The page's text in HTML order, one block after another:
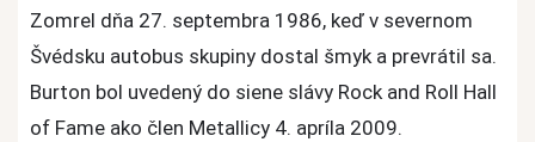
Zomrel dňa 27. septembra 1986, keď v severnom
Švédsku autobus skupiny dostal šmyk a prevrátil sa.
Burton bol uvedený do siene slávy Rock and Roll Hall
of Fame ako člen Metallicy 4. apríla 2009.